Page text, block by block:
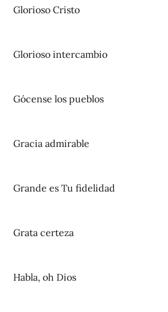
Glorioso Cristo
Glorioso intercambio
Gócense los pueblos
Gracia admirable
Grande es Tu fidelidad
Grata certeza
Habla, oh Dios